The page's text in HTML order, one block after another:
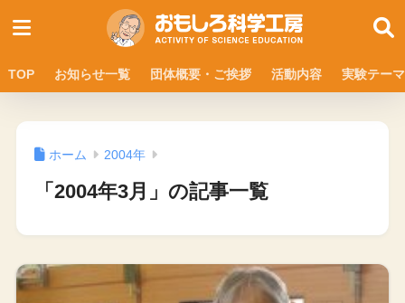
TOP お知らせ一覧 団体概要・ご挨拶 活動内容 実験テーマ
ホーム 2004年
「2004年3月」の記事一覧